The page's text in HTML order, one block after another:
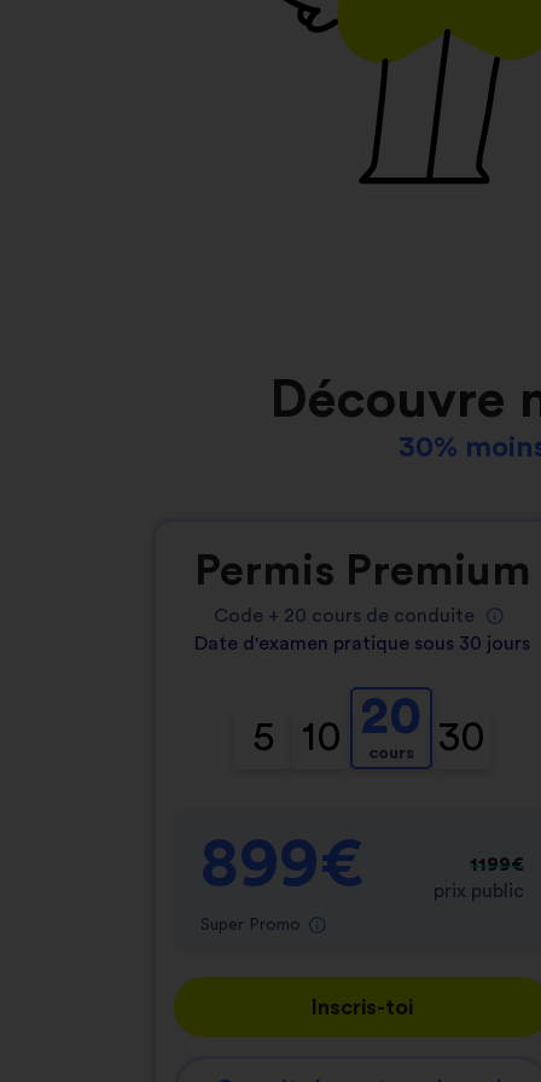
Découvre
30%
Permis Premium
Code + 20 cours de conduite
Date d'examen pratique sous 30 jours
5 10 20
cours 30
899€
Super Promo
1199€
prix public
Inscris-toi